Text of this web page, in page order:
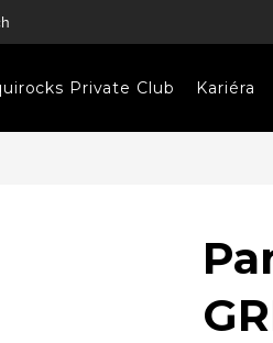
osobních údajů
Private Club Kariéra